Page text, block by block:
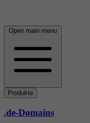
Open main menu
Produkte
.de-Domains